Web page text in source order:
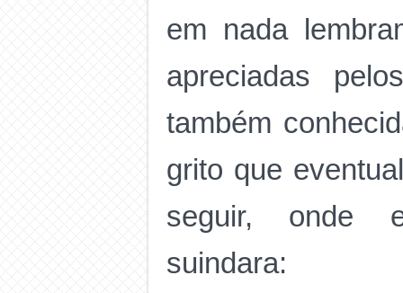
em nada
apreciadas
também
grito que
seguir, onde